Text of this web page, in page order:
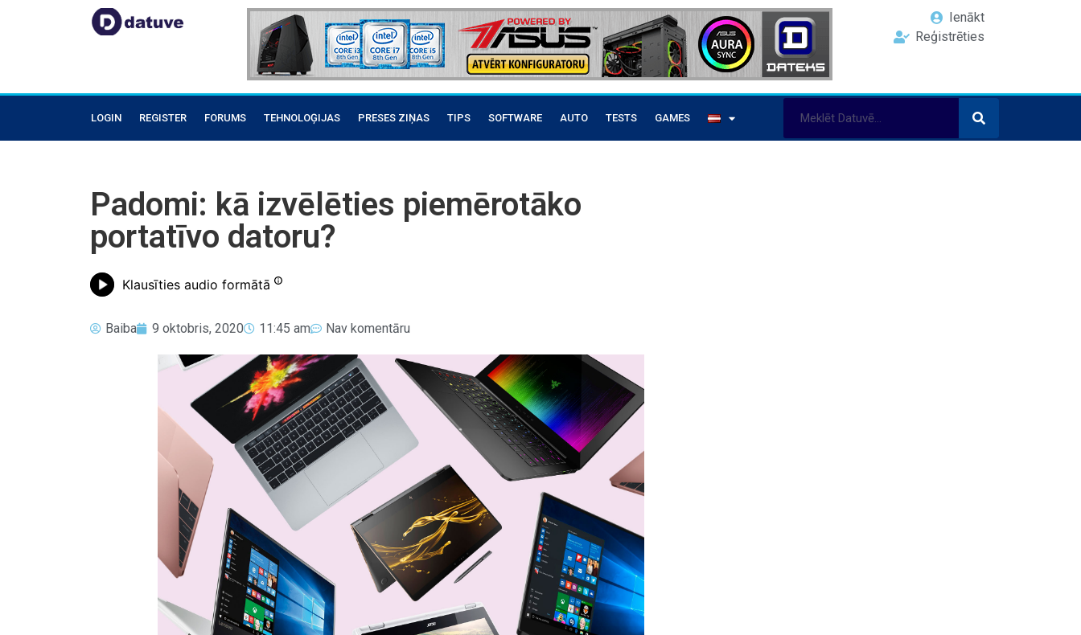
Ienākt
Reģistrēties
LOGIN REGISTER FORUMS TEHNOLOĢIJAS PRESES ZIŅAS TIPS SOFTWARE AUTO TESTS GAMES
Padomi: kā izvēlēties piemērotāko
portatīvo datoru?
Klausīties audio formātā
Baiba 9 oktobris, 2020 11:45 am Nav komentāru